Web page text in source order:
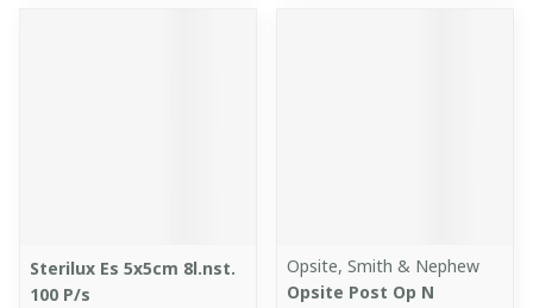
Sterilux Es 5x5cm 8l.nst.
100 P/s
Opsite, Smith & Nephew
Opsite Post Op N